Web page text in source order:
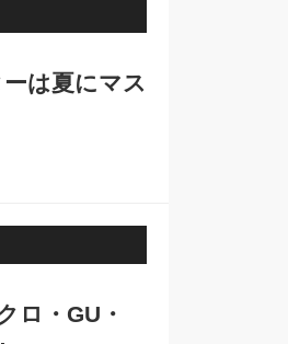
は夏にマス
ロ・GU・